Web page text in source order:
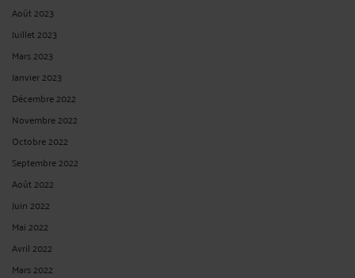
Août 2023
Juillet 2023
Mars 2023
Janvier 2023
Décembre 2022
Novembre 2022
Octobre 2022
Septembre 2022
Août 2022
Juin 2022
Mai 2022
Avril 2022
Mars 2022